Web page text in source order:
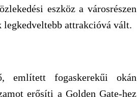
eszköz a városrészen
legkedveltebb attrakcióvá vált.
említett fogaskerekűi okán
erősíti a Golden Gate-hez